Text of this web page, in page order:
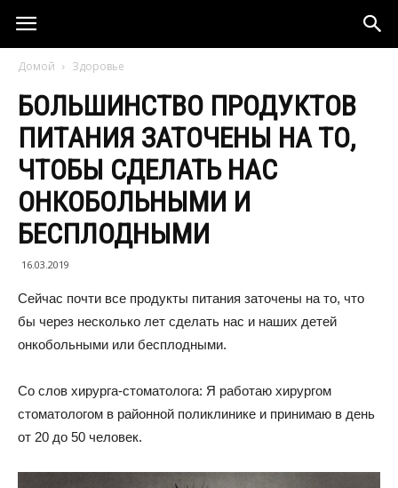
Домой Здоровье
БОЛЬШИНСТВО ПРОДУКТОВ
ПИТАНИЯ ЗАТОЧЕНЫ НА ТО,
ЧТОБЫ СДЕЛАТЬ НАС
ОНКОБОЛЬНЫМИ И
БЕСПЛОДНЫМИ
16.03.2019
Сейчас почти все продукты питания заточены на то, что
бы через несколько лет сделать нас и наших детей
онкобольными или бесплодными.
Со слов хирурга-стоматолога: Я работаю хирургом
стоматологом в районной поликлинике и принимаю в день
от 20 до 50 человек.